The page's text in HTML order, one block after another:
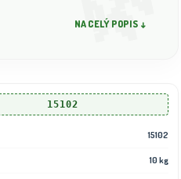
NA CELÝ POPIS ↓
15102
15102
10 kg